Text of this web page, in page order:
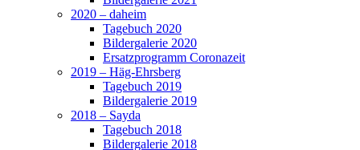
2020 – daheim
Tagebuch 2020
Bildergalerie 2020
Ersatzprogramm Coronazeit
2019 – Häg-Ehrsberg
Tagebuch 2019
Bildergalerie 2019
2018 – Sayda
Tagebuch 2018
Bildergalerie 2018